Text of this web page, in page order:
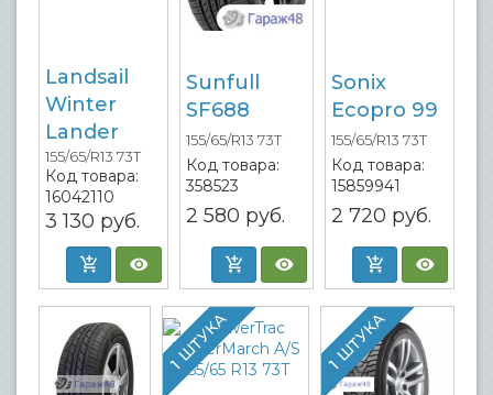
Landsail
Winter
Lander
155/65/R13 73T
Код товара:
16042110
3 130 руб.
Sunfull
SF688
155/65/R13 73T
Код товара:
358523
2 580 руб.
Sonix
Ecopro 99
155/65/R13 73T
Код товара:
15859941
2 720 руб.
1 ШТУКА 1 ШТУКА